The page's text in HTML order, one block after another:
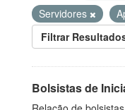
Servidores
Filtrar
Bolsistas de